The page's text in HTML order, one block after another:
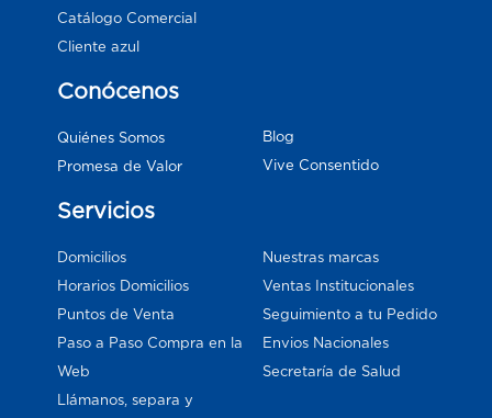
Catálogo Comercial
Cliente azul
Conócenos
Quiénes Somos
Promesa de Valor
Blog
Vive Consentido
Servicios
Domicilios
Horarios Domicilios
Puntos de Venta
Paso a Paso Compra en la
Web
Llámanos, separa y
Nuestras marcas
Ventas Institucionales
Seguimiento a tu Pedido
Envios Nacionales
Secretaría de Salud